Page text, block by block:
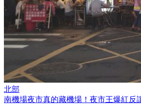
北部
南機場夜市真的藏機場！夜市王爆紅反